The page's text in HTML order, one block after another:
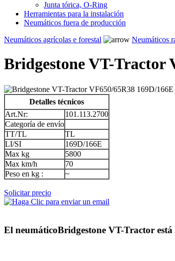
Junta tórica, O-Ring
Herramientas para la instalación
Neumáticos fuera de producción
Neumáticos agrícolas e forestal
Neumáticos
Bridgestone VT-Tractor
Detalles técnicos
Art.Nr:
101.113.2700
Categoría de envío
TT/TL
TL
LI/SI
169D/166E
Max kg
5800
Max km/h
70
Peso en kg :
~
Solicitar precio
El neumáticoBridgestone VT-Tractor